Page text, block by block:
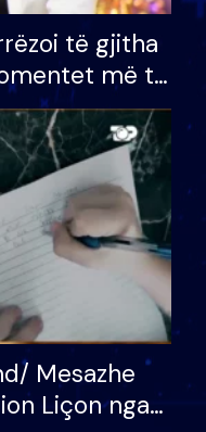
të gjitha
më të
VIP: Do më
kur…
Mesazhe
Liçon nga